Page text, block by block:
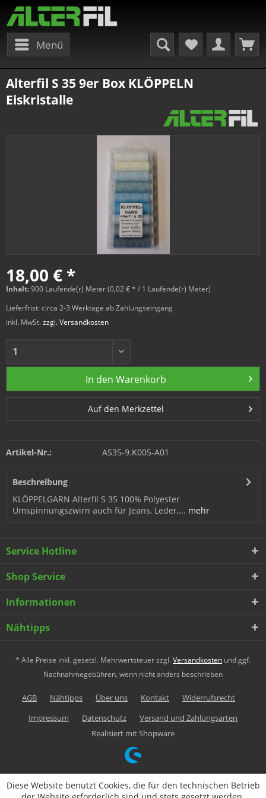
Menü
Alterfil S 35 9er Box KLÖPPELN
Eiskristalle
18,00 € *
Inhalt:900 Laufende(r) Meter (0,02 € * / 1 Laufende(r) Meter)
Lieferfrist: circa 2-3 Werktage ab Zahlungseingang
inkl. MwSt. zzgl. Versandkosten
In den Warenkorb
Auf den Merkzettel
Artikel-Nr.: AS35-9.K005-A01
Beschreibung
KLÖPPELGARN Alterfil S 35 100% Polyester
Umspinnungszwirn auch für Jeans, Leder,... mehr
Service Hotline
Shop Service
Informationen
Nähtipps
* Alle Preise inkl. gesetzl. Mehrwertsteuer zzgl. Versandkosten und ggf.
Nachnahmegebühren, wenn nicht anders beschrieben
AGB Nähtipps Über uns Kontakt
Widerrufsrecht
Impressum
Datenschutz
Versand und Zahlungsarten
Realisiert mit Shopware
Diese Website benutzt Cookies, die für den technischen Betrieb